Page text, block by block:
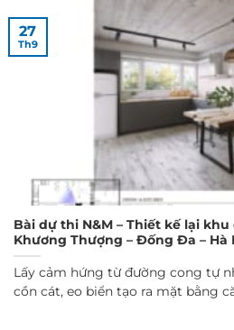
Bài dự thi N&M – Thiết kế lại
Khương Thượng – Đống Đa – Hà
Lấy cảm hứng từ đường cong tự
cồn cát, eo biển tạo ra mặt bằng
27
Th9